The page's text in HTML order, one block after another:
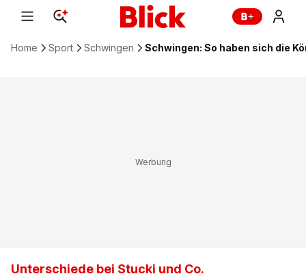
Home Sport Schwingen Schwingen: So haben sich die
Unterschiede bei Stucki und Co.